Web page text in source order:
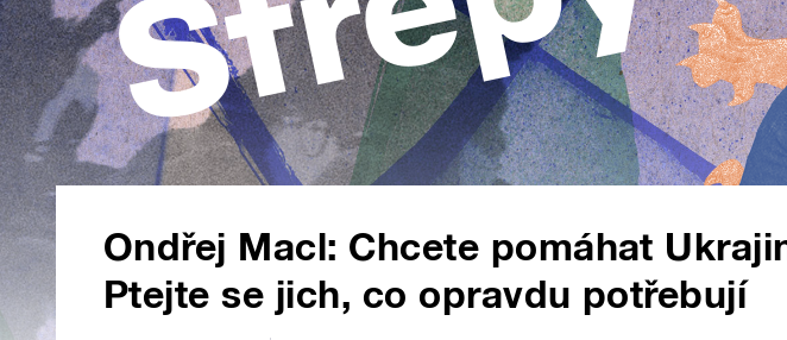
Ondřej Macl: Chcete pomáhat
Ptejte se jich, co opravdu potřebují